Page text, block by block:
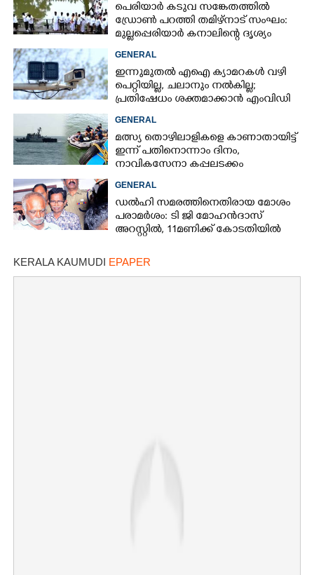
പെരിയാർ കടുവ സങ്കേതത്തിൽ
ഡ്രോൺ പറത്തി തമിഴ്നാട് സംഘം:
മുല്ലപ്പെരിയാർ കനാലിന്റെ ദൃശ്യം
GENERAL
ഇന്നുമുതൽ എഐ ക്യാമറകൾ വഴി
പെറ്റിയില്ല, ചലാനും നൽകില്ല;
പ്രതിഷേധം ശക്തമാക്കാൻ എംവിഡി
GENERAL
മത്സ്യ തൊഴിലാളികളെ കാണാതായിട്ട്
ഇന്ന് പതിനൊന്നാം ദിനം,
നാവികസേനാ കപ്പലടക്കം
GENERAL
ഡൽഹി സമരത്തിനെതിരായ മോശം
പരാമർശം: ടി ജി മോഹൻദാസ്
അറസ്റ്റിൽ, 11മണിക്ക് കോടതിയിൽ
KERALA KAUMUDI EPAPER
Share this link
Copy Link